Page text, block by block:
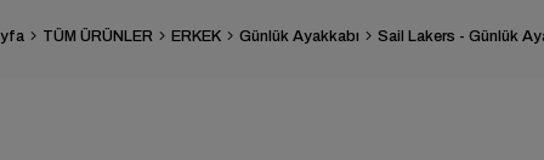
TÜM ÜRÜNLER ERKEK Günlük Ayakkabı Sail Lakers - Günlük